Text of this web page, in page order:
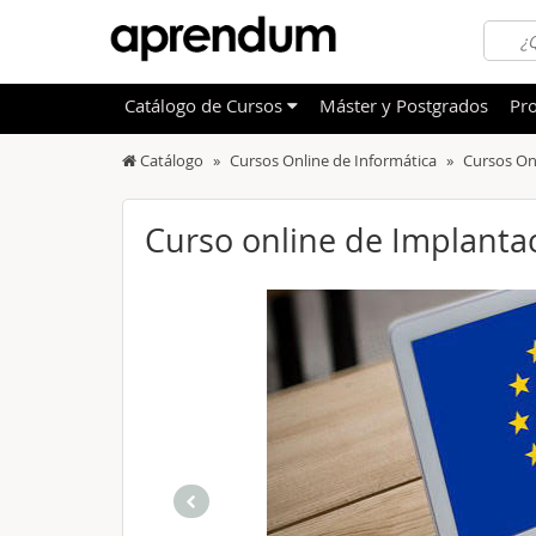
OFERTAS DESTACADAS
Otras
Catálogo Cursos Online de Informática Cursos
Curso online de
Catálogo de Cursos Máster y Postgrados